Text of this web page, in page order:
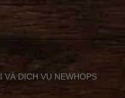
DỊCH VỤ NEWHOPS